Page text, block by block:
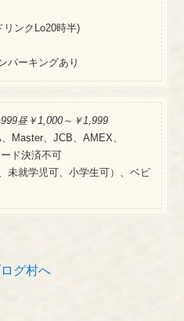
リンクLo20時半)
ーキングあり
昼￥1,000～￥1,999
Master、JCB、AMEX、
ド決済不可
就学児可、小学生可）、ベビ